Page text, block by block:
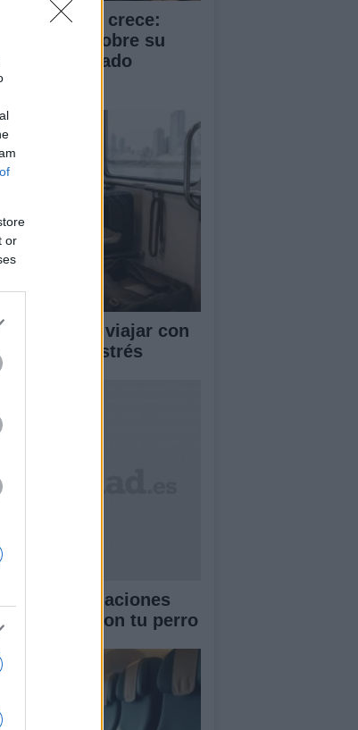
or
en Brasil crece:
sobre su
en el mercado
para viajar con
tren sin estrés
y recomendaciones
en tren con tu perro